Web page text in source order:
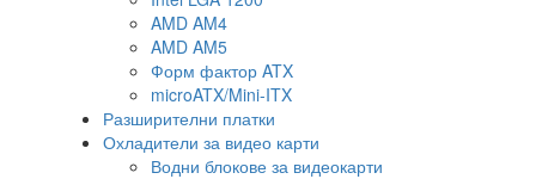
AMD AM4
AMD AM5
Форм фактор ATX
microATX/Mini-ITX
Разширителни платки
Охладители за видео карти
Водни блокове за видеокарти